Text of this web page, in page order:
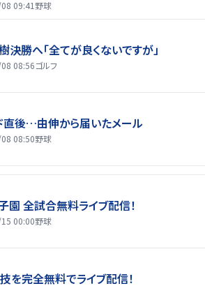
09:41 野球
決勝へ「全てが良くないですが」
08:56ゴルフ
直後…由伸から届いたメール
08:50野球
園 全試合無料ライブ配信！
00:00野球
を完全無料でライブ配信！